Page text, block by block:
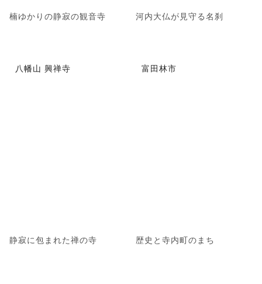
楠ゆかりの静寂の観音寺 河内大仏が見守る名刹
八幡山 興禅寺
静寂に包まれた禅の寺
富田林市
歴史と寺内町のまち